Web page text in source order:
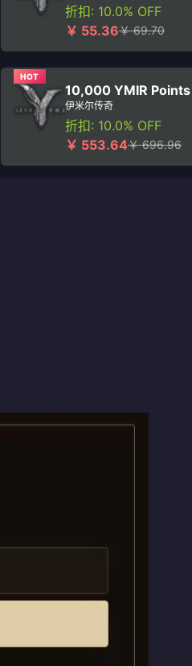
折扣: 10.0% OFF
￥ 55.36￥ 69.70
HOT
10,000 YMIR Points
伊米尔传奇
折扣: 10.0% OFF
￥ 553.64￥ 696.96